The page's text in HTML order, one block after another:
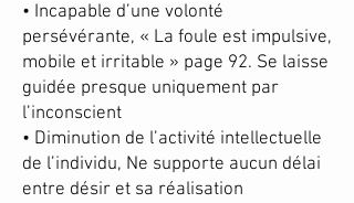
• Incapable d’une volonté
persévérante, « La foule est impulsive,
mobile et irritable » page 92. Se laisse
guidée presque uniquement par
l’inconscient
• Diminution de l’activité intellectuelle
de l’individu, Ne supporte aucun délai
entre désir et sa réalisation